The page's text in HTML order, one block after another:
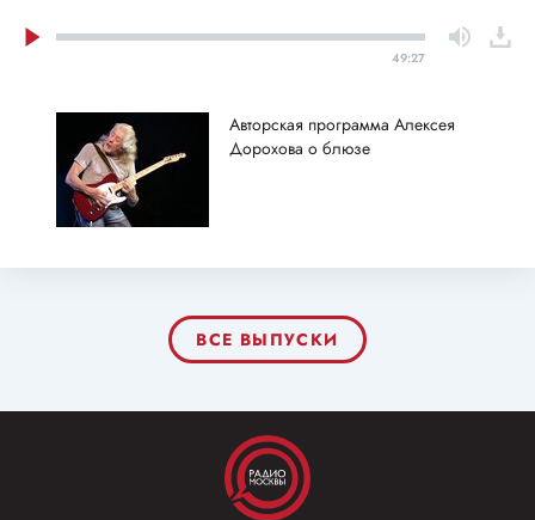
49:27
Авторская программа Алексея
Дорохова о блюзе
ВСЕ ВЫПУСКИ